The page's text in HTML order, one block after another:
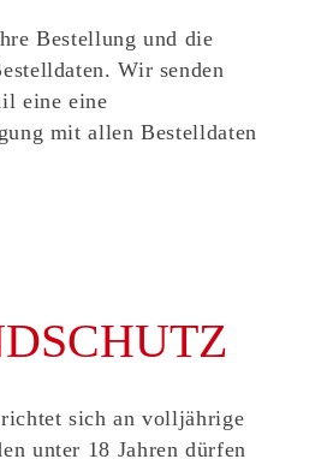
Bestellung und die
Wir senden
eine eine
mit allen Bestelldaten
sich an volljährige
unter 18 Jahren dürfen